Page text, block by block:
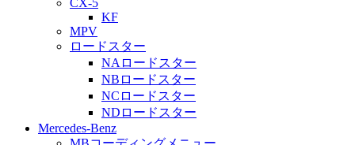
CX-5
KF
MPV
ロードスター
NAロードスター
NBロードスター
NCロードスター
NDロードスター
Mercedes-Benz